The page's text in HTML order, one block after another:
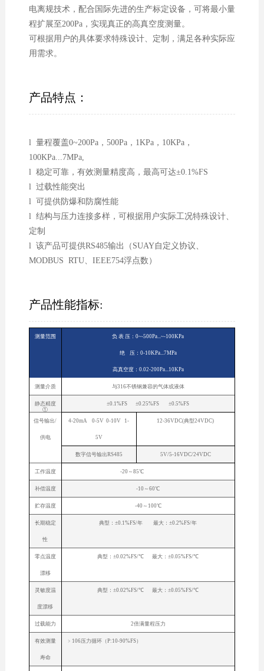
电离规技术，配合国际先进的生产标定设备，可将最小量
程扩展至200Pa，实现真正的高真空度测量。
可根据用户的具体要求特殊设计、定制，满足各种实际应
用需求。
产品特点：
l 量程覆盖0~200Pa，500Pa，1KPa，10KPa，
100KPa...7MPa,
l 稳定可靠，有效测量精度高，最高可达±0.1%FS
l 过载性能突出
l 可提供防爆和防腐性能
l 结构与压力连接多样，可根据用户实际工况特殊设计、
定制
l 该产品可提供RS485输出（SUAY自定义协议、
MODBUS RTU、IEEE754浮点数）
产品性能指标:
测量范围 负 表 压：0~-500Pa...~-100KPa
绝 压：0-10KPa...7MPa
高真空度：0.02-200Pa...10KPa
测量介质 与316不锈钢兼容的气体或液体
静态精度
①
±0.1%FS ±0.25%FS ±0.5%FS
信号输出/
供电
4-20mA 0-5V 0-10V 1-
5V
12-36VDC(典型24VDC)
数字信号输出RS485 5V/5-16VDC/24VDC
工作温度 -20～85℃
补偿温度 -10～60℃
贮存温度 -40～100℃
长期稳定
性
典型：±0.1%FS/年 最大：±0.2%FS/年
零点温度
漂移
典型：±0.02%FS/℃ 最大：±0.05%FS/℃
灵敏度温
度漂移
典型：±0.02%FS/℃ 最大：±0.05%FS/℃
过载能力 2倍满量程压力
有效测量
寿命
﹥106压力循环（P:10-90%FS）